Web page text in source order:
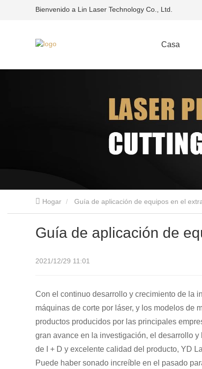
Bienvenido a Lin Laser Technology Co., Ltd.
Casa
Hogar Guía de aplicación de equipos en el
Guía de aplicación de
2021/12/29 11:01
Con el continuo desarrollo y crecimiento de la
máquinas de corte por láser, y los modelos de
productos producidos por las principales
gran avance en la investigación, el desarrollo
de I + D y excelente calidad del producto, YD
Puede haber sonado increíble en el pasado